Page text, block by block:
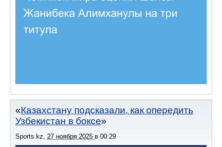
Казахстану подсказали, как опередить
Узбекистан в боксе
Sports.kz 27 ноября 2025 в 00:29